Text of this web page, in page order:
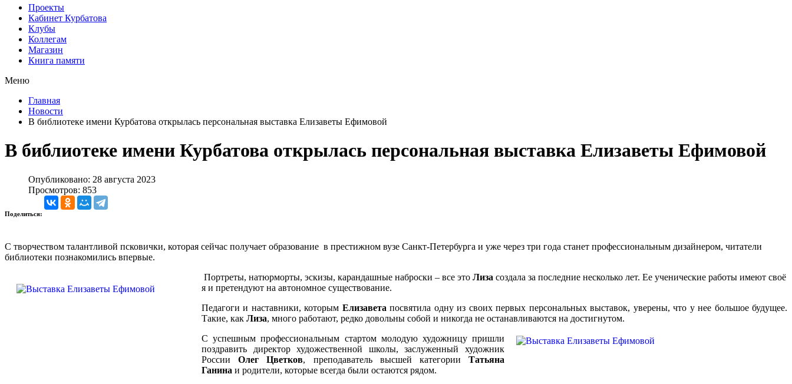
Проекты
Кабинет Курбатова
Клубы
Коллегам
Магазин
Книга памяти
Меню
Главная
Новости
В библиотеке имени Курбатова открылась персональная выставка Елизаветы Ефимовой
В библиотеке имени Курбатова открылась персональная выставка Елизаветы Ефимовой
Опубликовано: 28 августа 2023
Просмотров: 853
Поделиться:
С творчеством талантливой псковички, которая сейчас получает образование в престижном вузе Санкт-Петербурга и уже через три года станет профессиональным дизайнером, читатели
библиотеки познакомились впервые.
Портреты, натюрморты, эскизы, карандашные наброски – все это Лиза создала за последние несколько лет. Ее ученические работы имеют своё
я и претендуют на автономное существование.
Педагоги и наставники, которым Елизавета посвятила одну из своих первых персональных выставок, уверены, что у нее большое будущее.
Такие, как Лиза, много работают, редко довольны собой и никогда не останавливаются на достигнутом.
С успешным профессиональным стартом молодую художницу пришли
поздравить директор художественной школы, заслуженный художник
РоссииОлег Цветков, преподаватель высшей категорииТатьяна
Ганина и родители, которые всегда были остаются рядом.